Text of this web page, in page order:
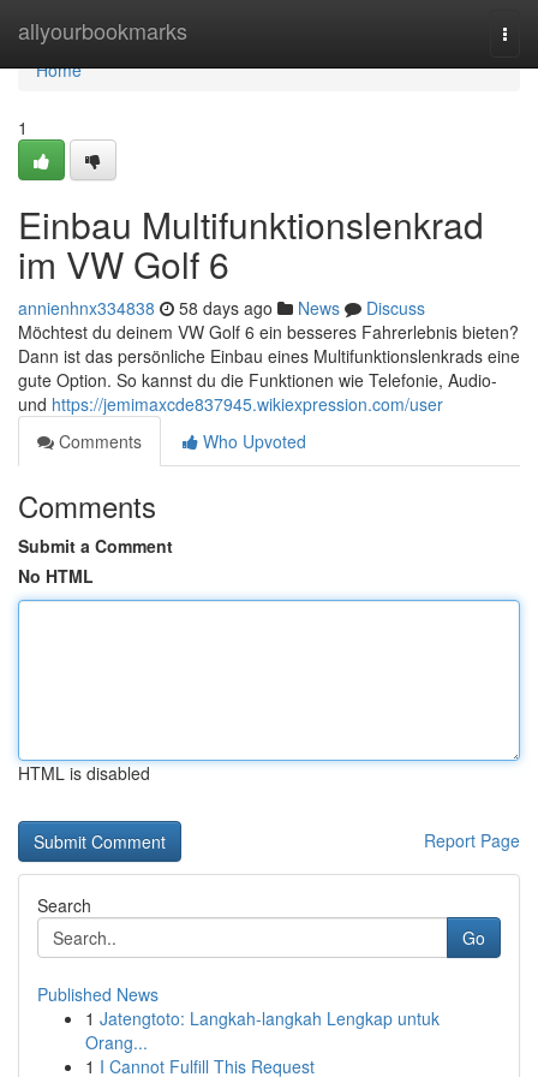
allyourbookmarks
Home
Home
1
Einbau Multifunktionslenkrad
im VW Golf 6
annienhnx334838 58 days ago News
Discuss
Möchtest du deinem VW Golf 6 ein besseres Fahrerlebnis bieten?
Dann ist das persönliche Einbau eines Multifunktionslenkrads eine
gute Option. So kannst du die Funktionen wie Telefonie, Audio-
und https://jemimaxcde837945.wikiexpression.com/user
Comments
Who Upvoted
Comments
Submit a Comment
No HTML
HTML is disabled
Report Page
Search
Go
Published News
1 Jatengtoto: Langkah-langkah Lengkap untuk
Orang...
1 I Cannot Fulfill This Request